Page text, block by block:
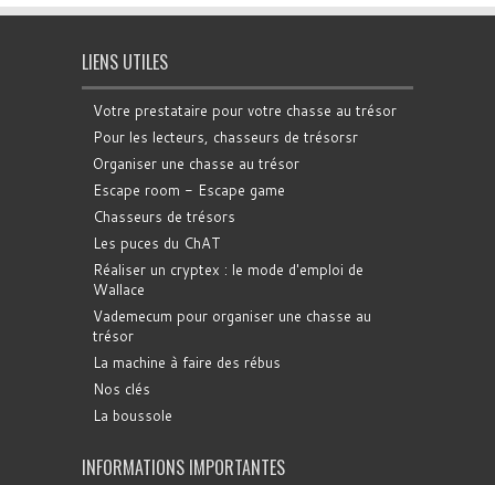
LIENS UTILES
Votre prestataire pour votre chasse au trésor
Pour les lecteurs, chasseurs de trésorsr
Organiser une chasse au trésor
Escape room - Escape game
Chasseurs de trésors
Les puces du ChAT
Réaliser un cryptex : le mode d'emploi de
Wallace
Vademecum pour organiser une chasse au
trésor
La machine à faire des rébus
Nos clés
La boussole
INFORMATIONS IMPORTANTES